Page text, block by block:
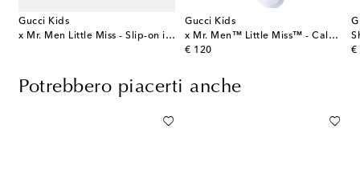
Gucci Kids
x Mr. Men Little Miss - Slip-on in pelle
Gucci Kids
x Mr. Men™ Little Miss™ - Calzini in misto cotone a coste con logo
€ 120
original price €
Potrebbero piacerti anche